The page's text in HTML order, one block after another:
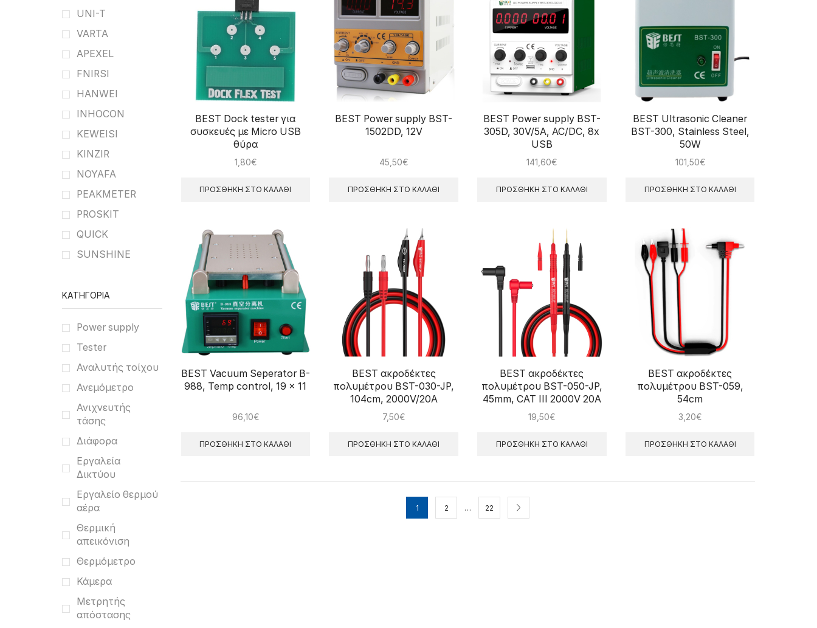
BEST Dock tester για
συσκευές με Micro USB
θύρα
1,80€
ΠΡΟΣΘΉΚΗ ΣΤΟ ΚΑΛΆΘΙ
BEST Power supply BST-
1502DD, 12V
45,50€
ΠΡΟΣΘΉΚΗ ΣΤΟ ΚΑΛΆΘΙ
BEST Power supply BST-
305D, 30V/5A, AC/DC, 8x
USB
141,60€
ΠΡΟΣΘΉΚΗ ΣΤΟ ΚΑΛΆΘΙ
BEST Ultrasonic Cleaner
BST-300, Stainless Steel,
50W
101,50€
ΠΡΟΣΘΉΚΗ ΣΤΟ ΚΑΛΆΘΙ
BEST Vacuum Seperator B-
988, Temp control, 19 x 11
96,10€
ΠΡΟΣΘΉΚΗ ΣΤΟ ΚΑΛΆΘΙ
BEST ακροδέκτες
πολυμέτρου BST-030-JP,
104cm, 2000V/20A
7,50€
ΠΡΟΣΘΉΚΗ ΣΤΟ ΚΑΛΆΘΙ
BEST ακροδέκτες
πολυμέτρου BST-050-JP,
45mm, CAT III 2000V 20A
19,50€
ΠΡΟΣΘΉΚΗ ΣΤΟ ΚΑΛΆΘΙ
BEST ακροδέκτες
πολυμέτρου BST-059,
54cm
3,20€
ΠΡΟΣΘΉΚΗ ΣΤΟ ΚΑΛΆΘΙ
1 2 … 22
UNI-T
VARTA
APEXEL
FNIRSI
HANWEI
INHOCON
KEWEISI
KINZIR
NOYAFA
PEAKMETER
PROSKIT
QUICK
SUNSHINE
ΚΑΤΗΓΟΡΊΑ
Power supply
Tester
Αναλυτής τοίχου
Ανεμόμετρο
Ανιχνευτής
τάσης
Διάφορα
Εργαλεία
Δικτύου
Εργαλείο θερμού
αέρα
Θερμική
απεικόνιση
Θερμόμετρο
Κάμερα
Μετρητής
απόστασης